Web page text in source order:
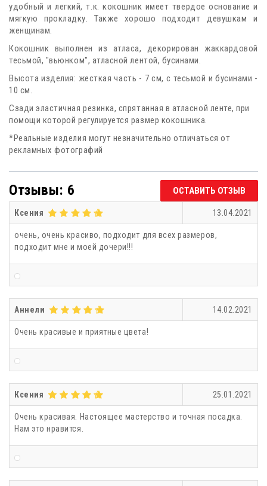
удобный и легкий, т.к. кокошник имеет твердое основание и
мягкую прокладку. Также хорошо подходит девушкам и
женщинам.
Кокошник выполнен из атласа, декорирован жаккардовой
тесьмой, "вьюнком", атласной лентой, бусинами.
Высота изделия: жесткая часть - 7 см, с тесьмой и бусинами -
10 см.
Сзади эластичная резинка, спрятанная в атласной ленте, при
помощи которой регулируется размер кокошника.
*Реальные изделия могут незначительно отличаться от
рекламных фотографий
Отзывы: 6 ОСТАВИТЬ ОТЗЫВ
Ксения 13.04.2021
очень, очень красиво, подходит для всех размеров,
подходит мне и моей дочери!!!
Аннели 14.02.2021
Очень красивые и приятные цвета!
Ксения 25.01.2021
Очень красивая. Настоящее мастерство и точная посадка.
Нам это нравится.